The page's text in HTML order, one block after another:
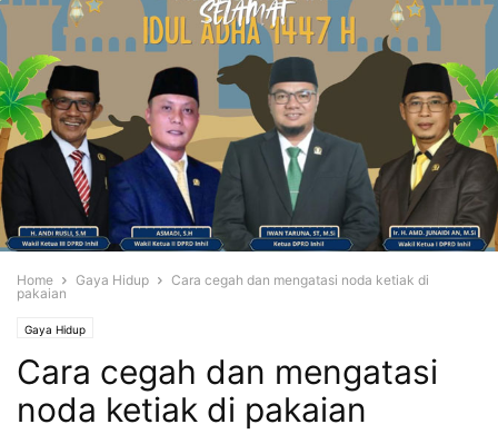
Home Gaya Hidup
Cara cegah dan mengatasi noda ketiak di
pakaian
Gaya Hidup
Cara cegah dan mengatasi
noda ketiak di pakaian